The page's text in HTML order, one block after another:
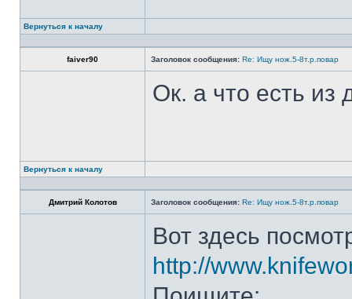
Вернуться к началу
faiver90 Заголовок сообщения: Re: Ищу нож.5-8т.р.повар
Ок. а что есть из
Вернуться к началу
Дмитрий Колотов Заголовок сообщения: Re: Ищу нож.5-8т.р.повар
Вот здесь
http://